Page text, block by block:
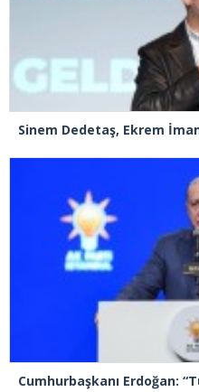
Sinem Dedetaş, Ekrem